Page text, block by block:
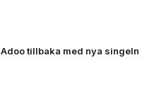
Adoo tillbaka med nya singeln